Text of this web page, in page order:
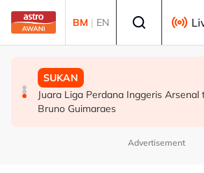
Skip to main content
BM | EN
DUNIA
Ribuan penduduk dipindahkan akibat
besar di Kanada
DUNIA
AS tawar bantuan keselamatan
presiden baharu Colombia
SUKAN
Juara Liga Perdana Inggeris
Bruno Guimaraes
Advertisement